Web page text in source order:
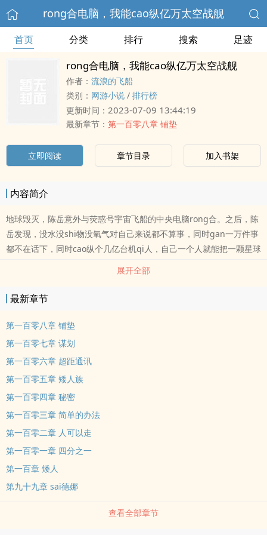
rong合电脑，我能cao纵亿万太空战舰
首页 分类 排行 搜索 足迹
rong合电脑，我能cao纵亿万太空战舰
作者： 流浪的飞船
类别： 网游小说 / 排行榜
更新时间： 2023-07-09 13:44:19
最新章节： 第一百零八章 铺垫
立即阅读 章节目录 加入书架
内容简介
地球毁灭，陈岳意外与荧惑号宇宙飞船的中央电脑rong合。之后，陈
岳发现，没水没shi物没氧气对自己来说都不算事，同时gan一万件事
都不在话下，同时cao纵个几亿台机qi人，自己一个人就能把一颗星球
改造成工业星并让它运转起来，造个几千万上亿艘战舰完全是小意
思，同时cao纵它们去打星际战争就更不在话下。 宇宙浩瀚，星河广
袤，陈岳cao纵着亿万艘宇宙战舰，扬帆远航。
展开全部
最新章节
第一百零八章 铺垫
第一百零七章 谋划
第一百零六章 超距通讯
第一百零五章 矮人族
第一百零四章 秘密
第一百零三章 简单的办法
第一百零二章 人可以走
第一百零一章 四分之一
第一百章 矮人
第九十九章 sai德娜
查看全部章节